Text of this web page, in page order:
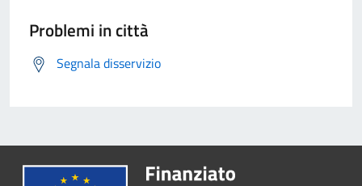
Problemi in città
Segnala disservizio